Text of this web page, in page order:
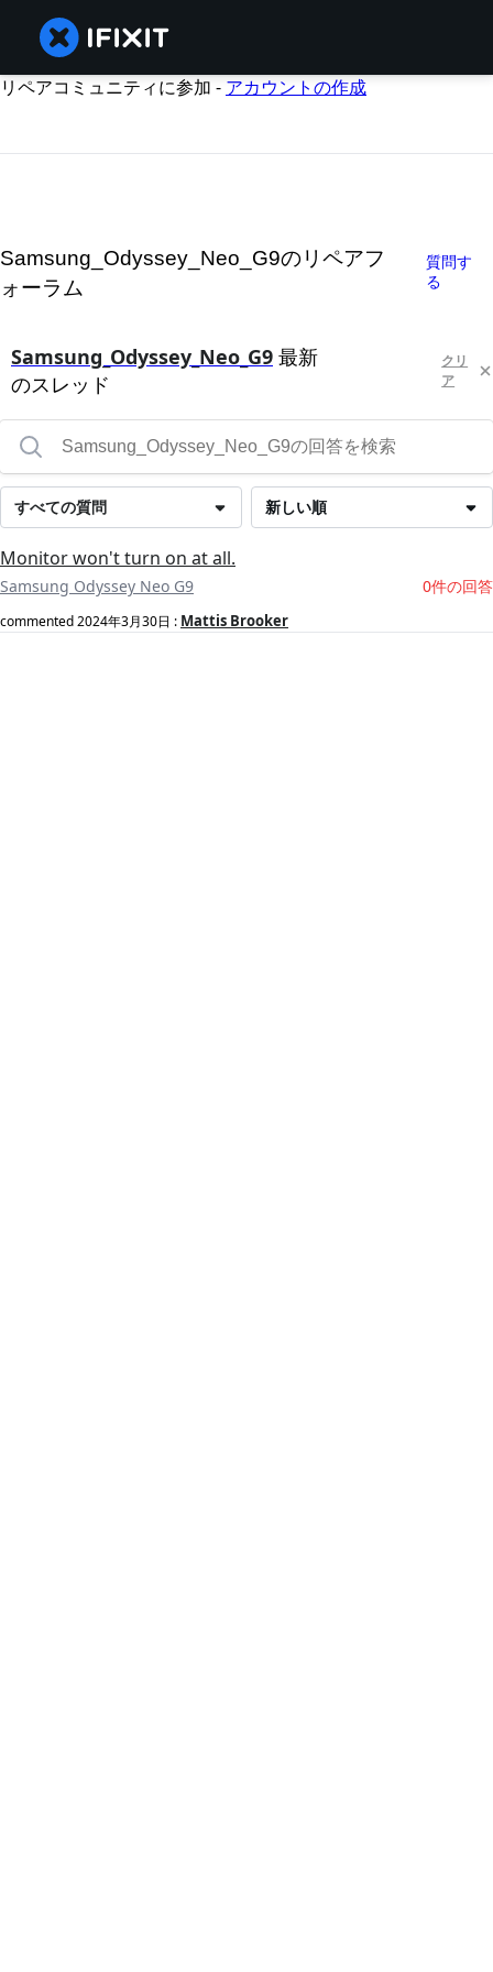
リペアコミュニティに参加 - アカウントの作成
Samsung_Odyssey_Neo_G9のリペアフ
ォーラム
質問す
る
Samsung_Odyssey_Neo_G9 最新
のスレッド
クリ
ア
新しい順
すべての質問
Monitor won't turn on at all.
Samsung Odyssey Neo G9 0件の回答
commented2024年3月30日 : Mattis Brooker